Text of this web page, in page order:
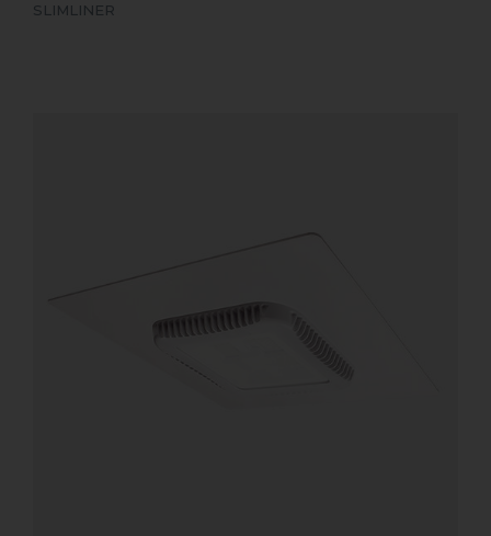
SLIMLINER